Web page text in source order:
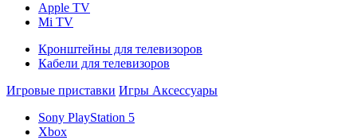
Apple TV
Mi TV
Кронштейны для телевизоров
Кабели для телевизоров
Игровые приставки Игры Аксессуары
Sony PlayStation 5
Xbox